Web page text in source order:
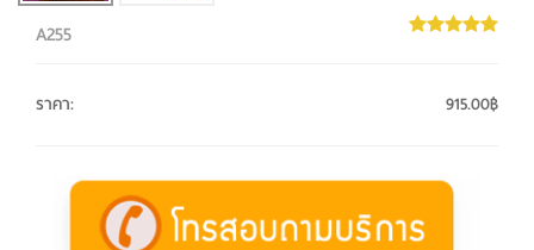
A255
ราคา: 915.00฿